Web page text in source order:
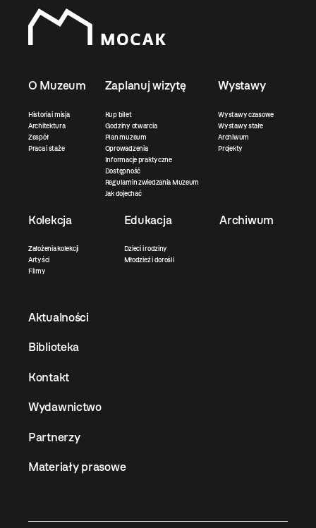
O Muzeum
Historia i misja
Architektura
Zespół
Praca i staże
Zaplanuj wizytę
Kup bilet
Godziny otwarcia
Plan muzeum
Oprowadzenia
Informacje praktyczne
Dostępność
Regulamin zwiedzania Muzeum
Jak dojechać
Wystawy
Wystawy czasowe
Wystawy stałe
Archiwum
Projekty
Kolekcja
Założenia kolekcji
Artyści
Filmy
Edukacja
Dzieci i rodziny
Młodzież i dorośli
Archiwum
Aktualności
Biblioteka
Kontakt
Wydawnictwo
Partnerzy
Materiały prasowe